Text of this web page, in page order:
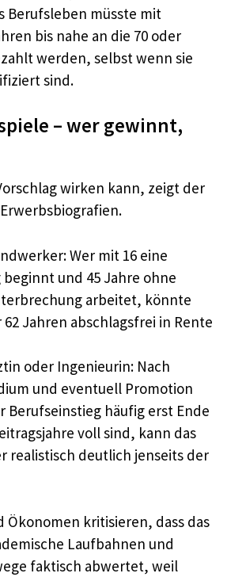
Berufsleben müsste mit
bis nahe an die 70 oder
werden, selbst wenn sie
sind.
– wer gewinnt,
wirken kann, zeigt der
Wer mit 16 eine
und 45 Jahre ohne
arbeitet, könnte
62 Jahren abschlagsfrei in Rente
oder Ingenieurin: Nach
und eventuell Promotion
Berufseinstieg häufig erst Ende
voll sind, kann das
realistisch deutlich jenseits der
Ökonomen kritisieren, dass das
Laufbahnen und
faktisch abwertet, weil